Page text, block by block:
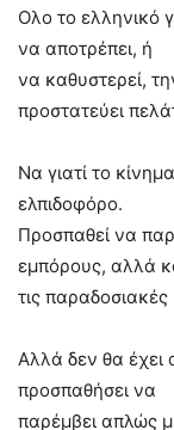
Ολο το ελληνικό
να αποτρέπει, ή
να καθυστερεί,
προστατεύει
Να γιατί το
ελπιδοφόρο.
Προσπαθεί να
εμπόρους, αλλά
τις
Αλλά δεν θα έχει
προσπαθήσει να
παρέμβει απλώς